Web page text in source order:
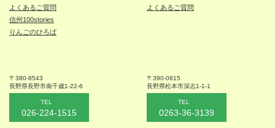
よくあるご質問
信州100stories
りんごのひろば
〒380-8543
長野県長野市南千歳1-22-6
TEL
026-224-1515
よくあるご質問
〒390-0815
長野県松本市深志1-1-1
TEL
0263-36-3139